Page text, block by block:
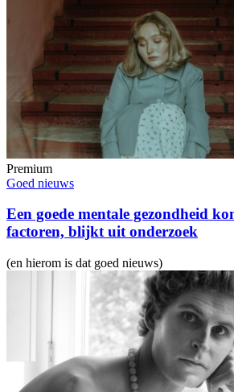
Premium
Goed nieuws
Een goede mentale gezondheid
factoren, blijkt uit onderzoek
(en hierom is dat goed nieuws)